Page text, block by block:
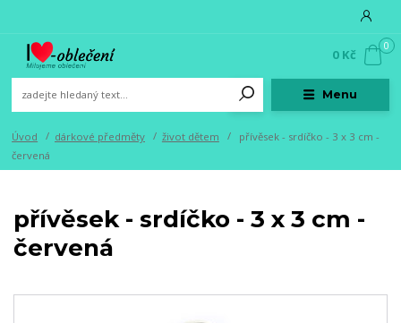
Menu
0
0 Kč
Úvod dárkové předměty život dětem
přívěsek - srdíčko - 3 x 3 cm -
červená
přívěsek - srdíčko - 3 x 3 cm -
červená